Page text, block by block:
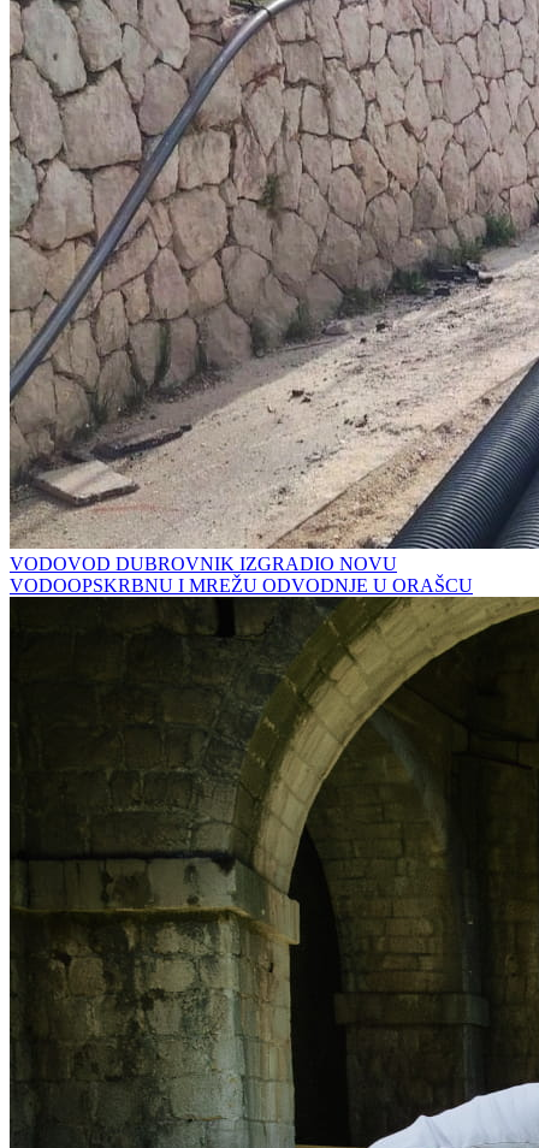
VODOVOD DUBROVNIK IZGRADIO NOVU
VODOOPSKRBNU I MREŽU ODVODNJE U ORAŠCU